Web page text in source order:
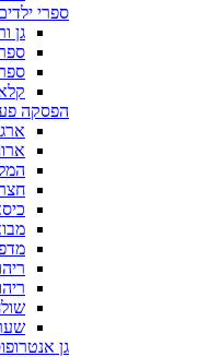
ספרי
גן
הפסקה
גן